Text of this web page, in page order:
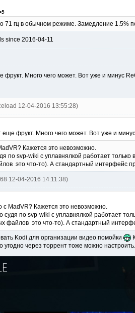
71 гц в обычном режиме. Замедление 1.5%
since 2016-04-11
фрукт. Много чего может. Вот уже и минус
12-04-2016 13:55:28)
еще фрукт. Много чего может. Вот уже и
Кажется это невозможно.
по svp-wiki с уплавнялкой работает
это что-то). А стандартный интерфейс
12-04-2016 14:11:38)
с MadVR? Кажется это невозможно.
судя по svp-wiki с уплавнялкой работает
файлов это что-то). А стандартный
Kodi для организации видео помойки
угодно через торрент тоже можно настроить.